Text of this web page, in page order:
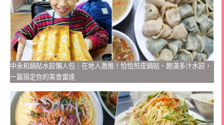
中永和鍋貼水餃懶人包｜在地人激推！恰恰煎皮鍋貼、飽滿多汁水餃，
一篇搞定你的美食雷達